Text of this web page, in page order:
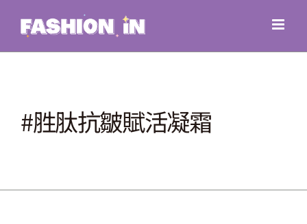
content
#胜肽抗皺賦活凝霜